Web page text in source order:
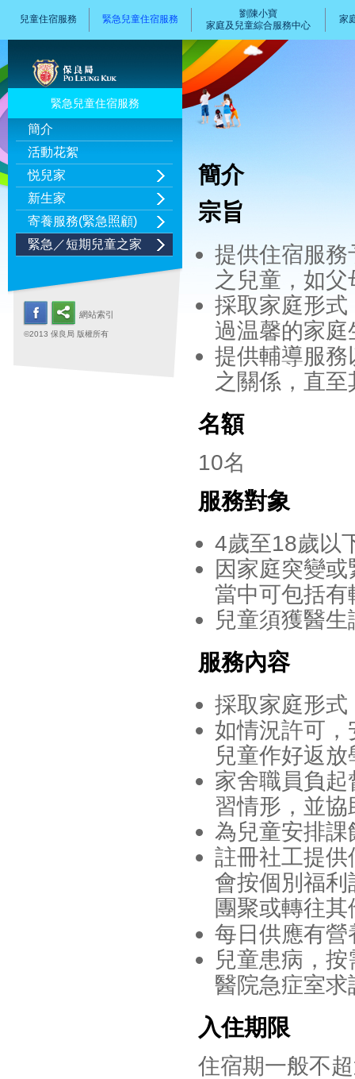
兒童住宿服務 緊急兒童住宿服務
劉陳小寶
家庭及兒童綜合服務中心
家
緊急兒童住宿服務
簡介
活動花絮
悦兒家
新生家
寄養服務(緊急照顧)
緊急／短期兒童之家
網站索引
©2013 保良局 版權所有
簡介
宗旨
提供住宿服
之兒童，如
採取家庭形
過温馨的家庭
提供輔導服
之關係，直
名額
10名
服務對象
4歲至18歲以
因家庭突變
當中可包括
兒童須獲醫
服務內容
採取家庭形
如情況許可
兒童作好返
家舍職員負
習情形，並
為兒童安排
註冊社工提
會按個別福
團聚或轉往其
每日供應有
兒童患病，
醫院急症室求
入住期限
住宿期一般不